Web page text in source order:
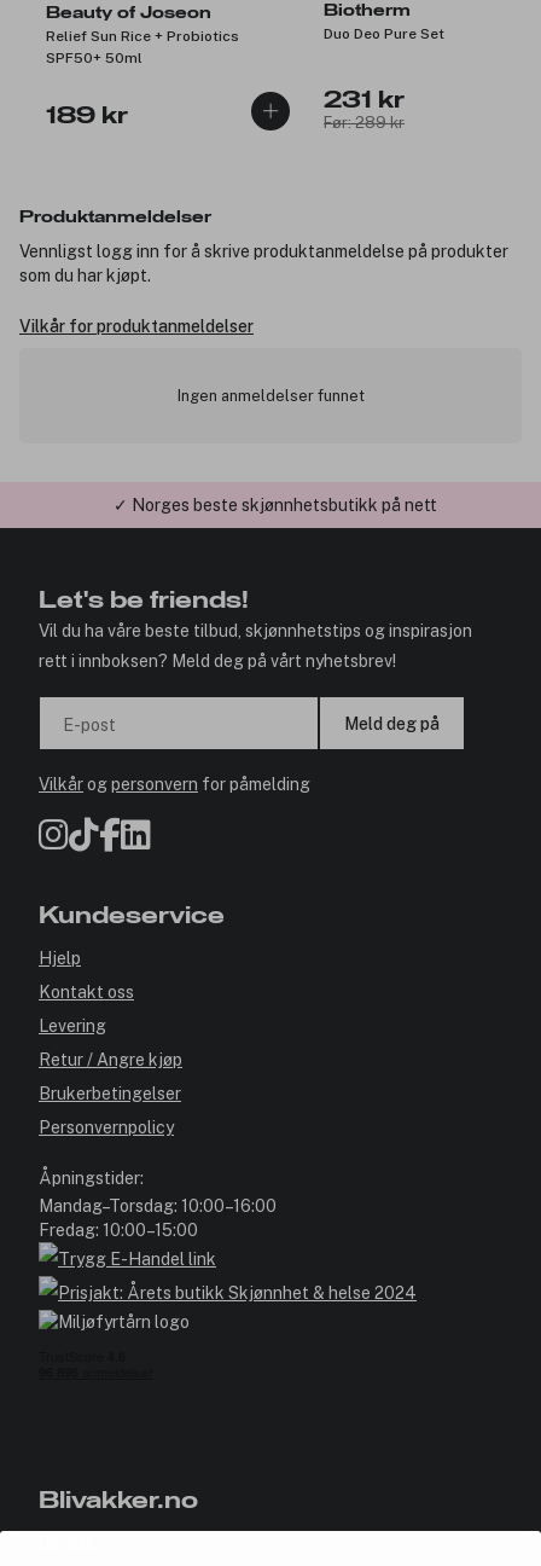
Beauty of Joseon
Relief Sun Rice + Probiotics
SPF50+ 50ml
189 kr
Biotherm
Duo Deo Pure Set
231 kr
Før: 289 kr
Produktanmeldelser
Vennligst logg inn for å skrive produktanmeldelse på produkter
som du har kjøpt.
Vilkår for produktanmeldelser
Ingen anmeldelser funnet
✓ Norges beste skjønnhetsbutikk på nett
Let's be friends!
Vil du ha våre beste tilbud, skjønnhetstips og inspirasjon
rett i innboksen? Meld deg på vårt nyhetsbrev!
E-post Meld deg på
Vilkårogpersonvern for påmelding
Kundeservice
Hjelp
Kontakt oss
Levering
Retur / Angre kjøp
Brukerbetingelser
Personvernpolicy
Åpningstider:
Mandag–Torsdag: 10:00–16:00
Fredag: 10:00–15:00
Blivakker.no